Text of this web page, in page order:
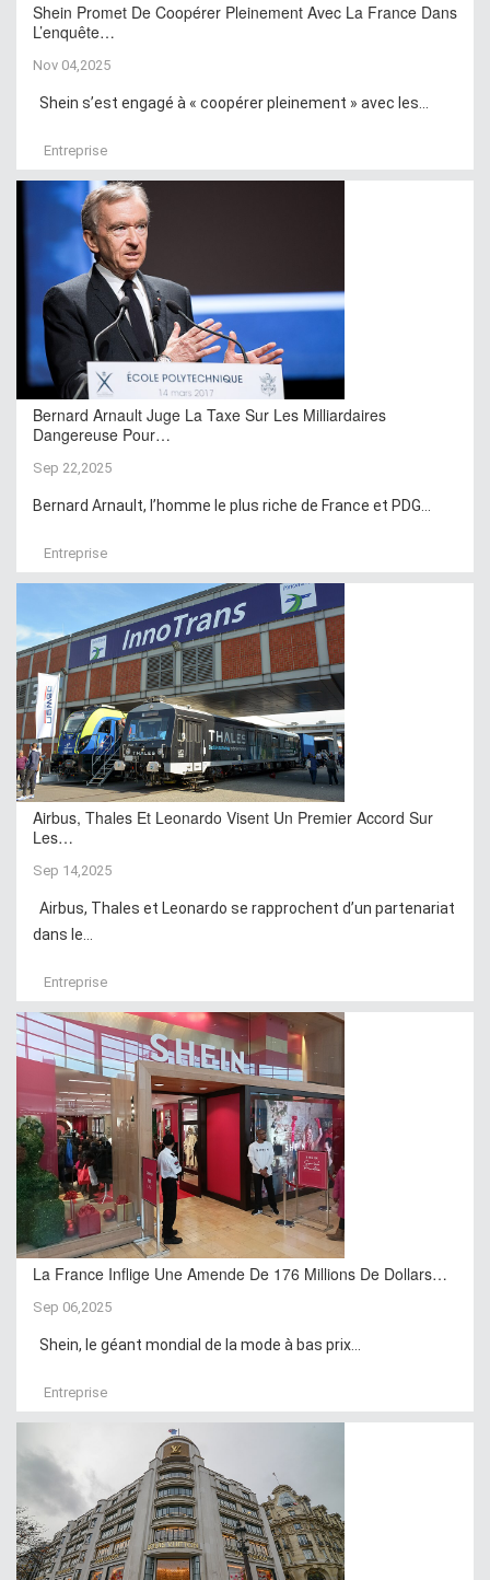
Shein Promet De Coopérer Pleinement Avec La France Dans
L’enquête…
Nov 04,2025
Shein s’est engagé à « coopérer pleinement » avec les...
Entreprise
Bernard Arnault Juge La Taxe Sur Les Milliardaires
Dangereuse Pour…
Sep 22,2025
Bernard Arnault, l’homme le plus riche de France et PDG...
Entreprise
Airbus, Thales Et Leonardo Visent Un Premier Accord Sur
Les…
Sep 14,2025
Airbus, Thales et Leonardo se rapprochent d’un partenariat
dans le...
Entreprise
La France Inflige Une Amende De 176 Millions De Dollars…
Sep 06,2025
Shein, le géant mondial de la mode à bas prix...
Entreprise